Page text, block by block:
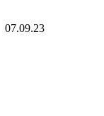
07.09.23